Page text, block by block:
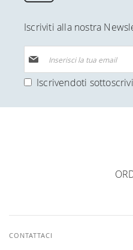
Iscriviti alla nostra
alla
nostra
Iscrivendoti
CONTATTACI